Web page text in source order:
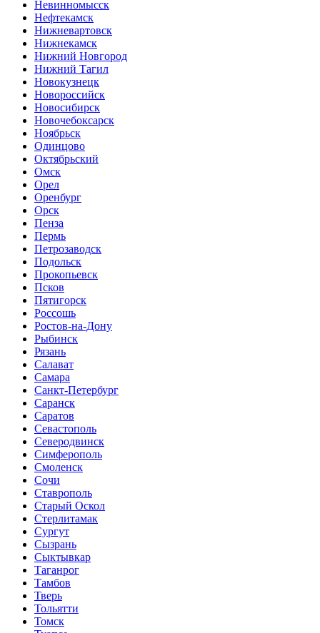
Невинномысск
Нефтекамск
Нижневартовск
Нижнекамск
Нижний Новгород
Нижний Тагил
Новокузнецк
Новороссийск
Новосибирск
Новочебоксарск
Ноябрьск
Одинцово
Октябрьский
Омск
Орел
Оренбург
Орск
Пенза
Пермь
Петрозаводск
Подольск
Прокопьевск
Псков
Пятигорск
Россошь
Ростов-на-Дону
Рыбинск
Рязань
Салават
Самара
Санкт-Петербург
Саранск
Саратов
Севастополь
Северодвинск
Симферополь
Смоленск
Сочи
Ставрополь
Старый Оскол
Стерлитамак
Сургут
Сызрань
Сыктывкар
Таганрог
Тамбов
Тверь
Тольятти
Томск